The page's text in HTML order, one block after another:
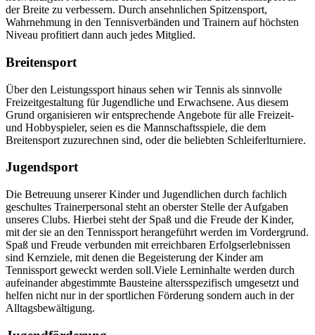
der Breite zu verbessern. Durch ansehnlichen Spitzensport,
Wahrnehmung in den Tennisverbänden und Trainern auf höchsten
Niveau profitiert dann auch jedes Mitglied.
Breiten­sport
Über den Leistungssport hinaus sehen wir Tennis als sinnvolle
Freizeitgestaltung für Jugendliche und Erwachsene. Aus diesem
Grund organisieren wir entsprechende Angebote für alle Freizeit-
und Hobbyspieler, seien es die Mannschaftsspiele, die dem
Breitensport zuzurechnen sind, oder die beliebten Schleiferlturniere.
Jugend­sport
Die Betreuung unserer Kinder und Jugendlichen durch fachlich
geschultes Trainerpersonal steht an oberster Stelle der Aufgaben
unseres Clubs. Hierbei steht der Spaß und die Freude der Kinder,
mit der sie an den Tennissport herangeführt werden im Vordergrund.
Spaß und Freude verbunden mit erreichbaren Erfolgserlebnissen
sind Kernziele, mit denen die Begeisterung der Kinder am
Tennissport geweckt werden soll.Viele Lerninhalte werden durch
aufeinander abgestimmte Bausteine altersspezifisch umgesetzt und
helfen nicht nur in der sportlichen Förderung sondern auch in der
Alltagsbewältigung.